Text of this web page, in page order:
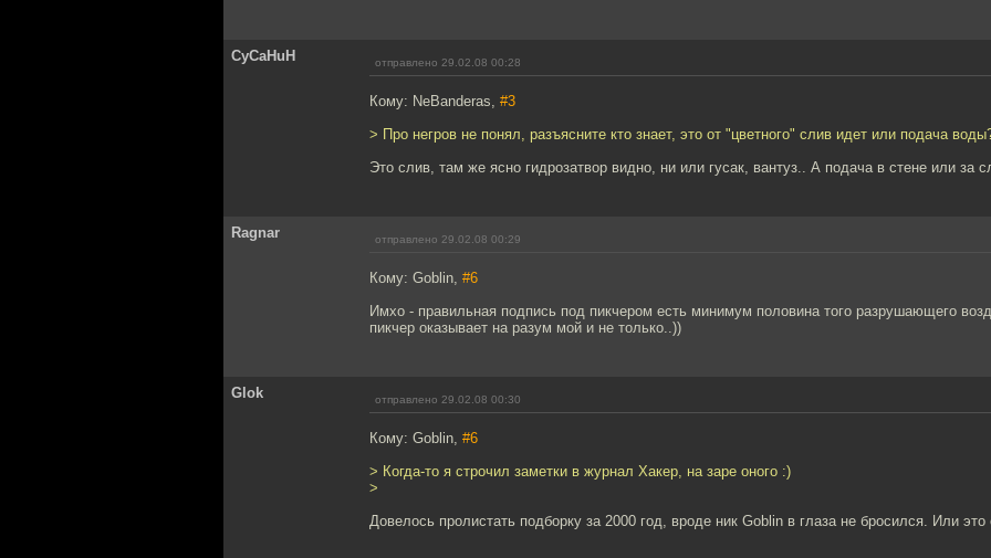
CyCaHuH отправлено 29.02.08 00:28
Кому: NeBanderas, #3
> Про негров не понял, разъясните кто знает, это от "цветного" слив идет или подача
Это слив, там же ясно гидрозатвор видно, ни или гусак, вантуз.. А подача в стене или за
Ragnar отправлено 29.02.08 00:29
Кому: Goblin, #6
Имхо - правильная подпись под пикчером есть минимум половина того разрушающего
пикчер оказывает на разум мой и не только..))
Glok отправлено 29.02.08 00:30
Кому: Goblin, #6
> Когда-то я строчил заметки в журнал Хакер, на заре оного :)
>
Довелось пролистать подборку за 2000 год, вроде ник Goblin в глаза не бросился. Или